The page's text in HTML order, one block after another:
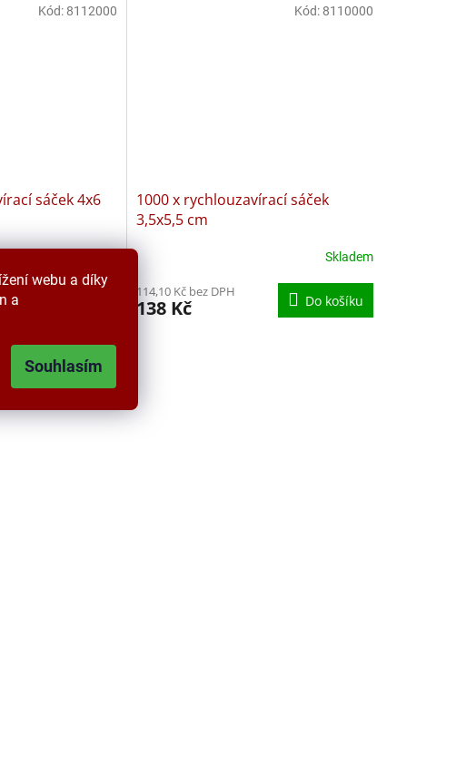
webu a díky
a
Souhlasím
sáček 4x6
Kód: 8112000
1000 x rychlouzavírací sáček
3,5x5,5 cm
Průměrné
produktu
je
Skladem
114,10 Kč bez DPH
138 Kč Do košíku
Kód: 8110000